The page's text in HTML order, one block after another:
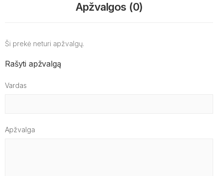
Apžvalgos (0)
Ši prekė neturi apžvalgų.
Rašyti apžvalgą
Vardas
Apžvalga